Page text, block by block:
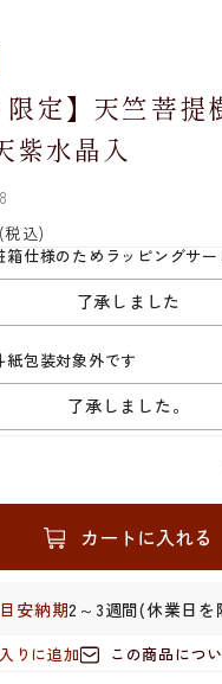
限定】天竺菩提
紫水晶入
(税込)
箱仕様のためラッピングサ
了承しました
紙包装対象外です
了承しました。
カートに入れる
目安納期2～3週間(休業日を
りに追加 この商品につ